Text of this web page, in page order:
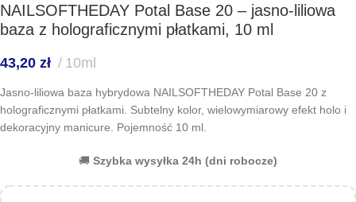
NAILSOFTHEDAY Potal Base 20 – jasno-liliowa
baza z holograficznymi płatkami, 10 ml
43,20 zł 10ml
Jasno-liliowa baza hybrydowa NAILSOFTHEDAY Potal Base 20 z
holograficznymi płatkami. Subtelny kolor, wielowymiarowy efekt holo i
dekoracyjny manicure. Pojemność 10 ml.
🚚 Szybka wysyłka 24h (dni robocze)